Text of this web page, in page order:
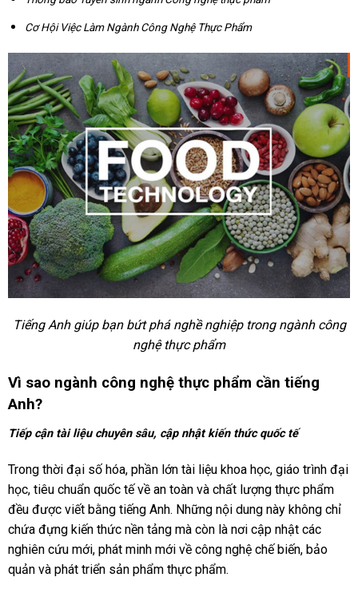
Cơ Hội Việc Làm Ngành Công Nghệ Thực Phẩm
Tiếng Anh giúp bạn bứt phá nghề nghiệp trong ngành công
nghệ thực phẩm
Vì sao ngành công nghệ thực phẩm cần tiếng
Anh?
Tiếp cận tài liệu chuyên sâu, cập nhật kiến thức quốc tế
Trong thời đại số hóa, phần lớn tài liệu khoa học, giáo trình đại
học, tiêu chuẩn quốc tế về an toàn và chất lượng thực phẩm
đều được viết bằng tiếng Anh. Những nội dung này không chỉ
chứa đựng kiến thức nền tảng mà còn là nơi cập nhật các
nghiên cứu mới, phát minh mới về công nghệ chế biến, bảo
quản và phát triển sản phẩm thực phẩm.